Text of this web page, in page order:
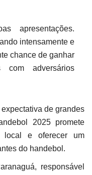
apresentações.
intensamente e
chance de ganhar
com adversários
de grandes
2025 promete
local e oferecer um
do handebol.
responsável